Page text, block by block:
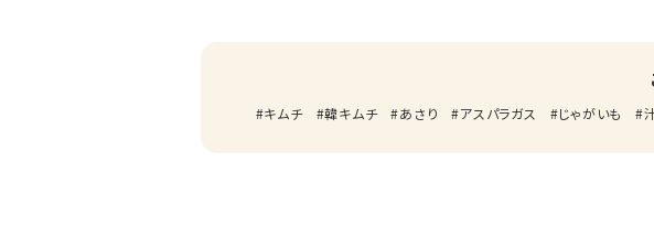
キムチ 韓キムチ あさり アスパラガス じゃがいも